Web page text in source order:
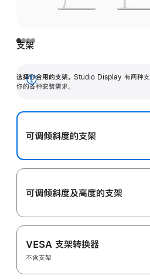
支架
选择你合用的支架。 Studio Display 有两种支
你的各种安装需求。
展
可调倾斜度的支架
可调倾斜度及高‍度的支‍架
VESA 支架转换器
不含支架